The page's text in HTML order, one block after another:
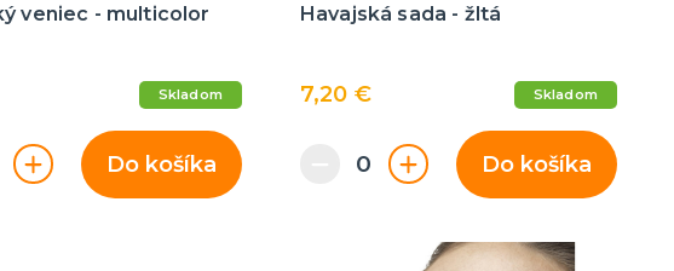
veniec - multicolor
Skladom
Do košíka
Havajská sada - žltá
7,20 € Skladom
Do košíka